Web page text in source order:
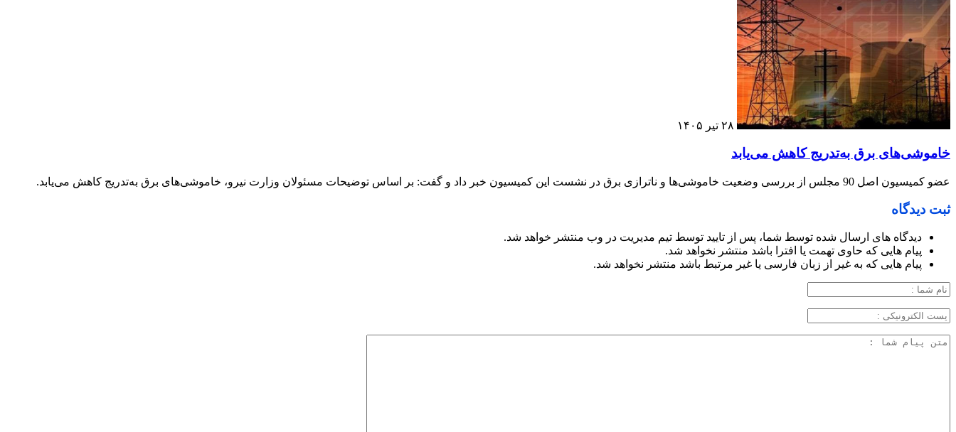
۲۸ تیر ۱۴۰۵
خاموشی‌های برق به‌تدریج کاهش می‌یابد
عضو کمیسیون اصل 90 مجلس از بررسی وضعیت خاموشی‌ها و ناترازی برق در نشست این کمیسیون خبر داد و گفت: بر اساس توضیحات مسئولان وزارت نیرو، خاموشی‌های برق به‌تدریج کاهش می‌یابد.
ثبت دیدگاه
دیدگاه های ارسال شده توسط شما، پس از تایید توسط تیم مدیریت در وب منتشر خواهد شد.
پیام هایی که حاوی تهمت یا افترا باشد منتشر نخواهد شد.
پیام هایی که به غیر از زبان فارسی یا غیر مرتبط باشد منتشر نخواهد شد.